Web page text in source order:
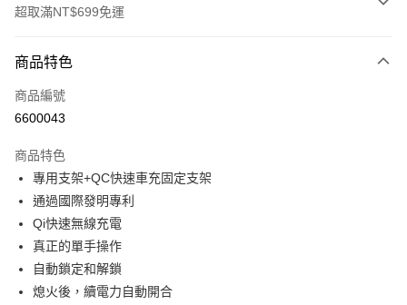
超取滿NT$699免運
信用卡一次付款
信用卡分期付款
合作金庫商業銀行
華南商業銀行
上海商業儲蓄銀行
國泰世華商業銀行
臺灣中小企業銀行
匯豐（台灣）商業銀行
聯邦商業銀行
元大商業銀行
超商取貨付款
LINE Pay
Apple Pay
街口支付
商品特色
商品編號
6600043
商品特色
專用支架+QC快速車充固定支架
通過國際發明專利
Qi快速無線充電
真正的單手操作
自動鎖定和解鎖
熄火後，續電力自動開合